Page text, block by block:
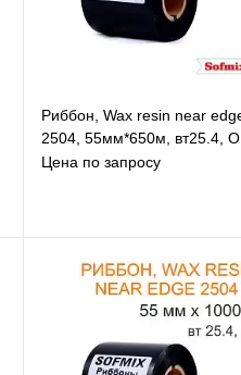
Риббон, Wax resin near
2504, 55мм*650м, вт25.4,
Цена по запросу
В избранное
К сравнению
Под заказ